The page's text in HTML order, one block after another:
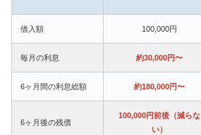
借入額 100,000円
毎月の利息 約30,000円〜
6ヶ月間の利息総額 約180,000円〜
6ヶ月後の残債
100,000円前後（減らな
い）